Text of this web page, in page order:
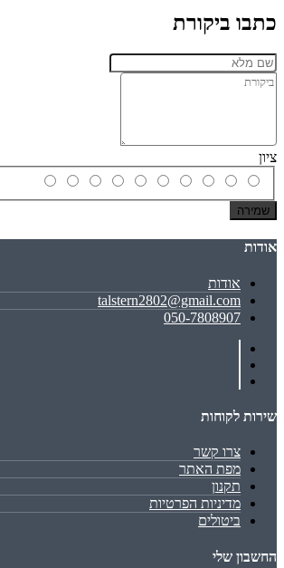
כתבו ביקורת
ציון
שמירה
אודות
אודות
talstern2802@gmail.com
050-7808907
שירות לקוחות
צרו קשר
מפת האתר
תקנון
מדיניות הפרטיות
ביטולים
החשבון שלי